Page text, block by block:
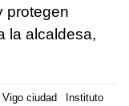
protegen
la alcaldesa,
Vigo ciudad
Instituto